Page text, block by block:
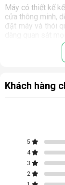
Máy có thiết kế
cửa thông minh,
đặt máy và thói
Khách hàng
5
4
3
2